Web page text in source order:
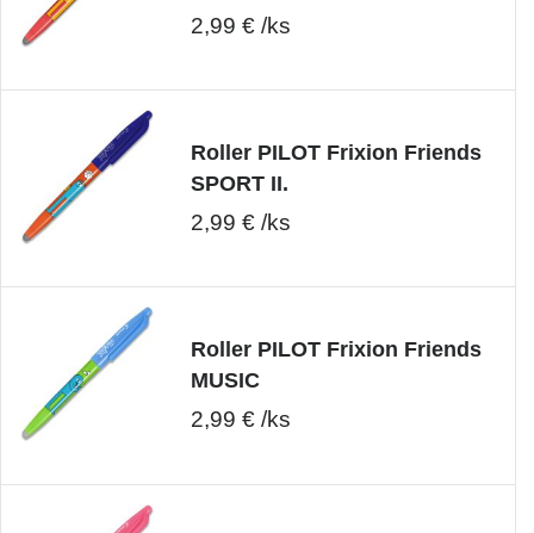
2,99 € /ks
Roller PILOT Frixion Friends
SPORT II.
2,99 € /ks
Roller PILOT Frixion Friends
MUSIC
2,99 € /ks